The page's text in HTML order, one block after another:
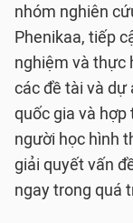
nhóm nghiên
Phenikaa, tiếp
nghiệm và thực
các đề tài và dự
quốc gia và
người học hình
giải quyết vấn
ngay trong quá